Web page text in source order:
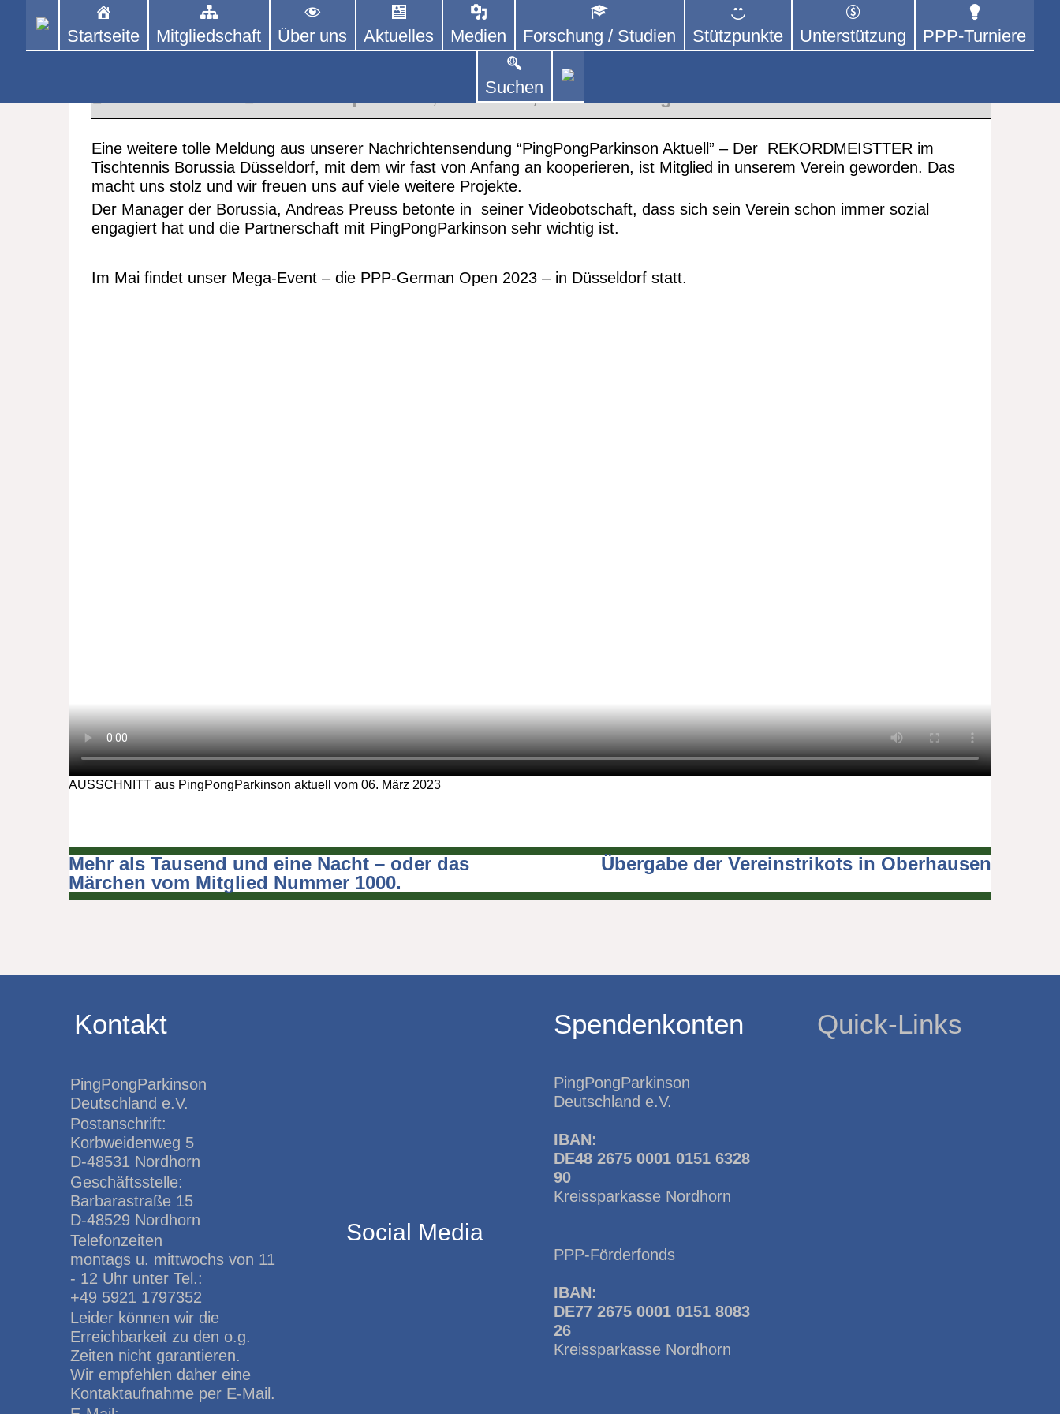
PINGPONGPARKINSON DEUTSCHLAND E. V.
ist der bundesweite Zusammenschluss von kooperierenden Vereinen und Einzelpersonen, der sich – mit dem Mittel
Tischtennis – überwiegend ehrenamtlich um Personen mit Parkinson und deren Angehörige kümmert.
Startseite Mitgliedschaft Über uns Aktuelles Medien Forschung / Studien Stützpunkte Unterstützung PPP-Turniere
Suchen
PPP Infos,Unterstützung
Eine weitere tolle Meldung aus unserer Nachrichtensendung “PingPongParkinson Aktuell” – Der REKORDMEISTTER im
Tischtennis Borussia Düsseldorf, mit dem wir fast von Anfang an kooperieren, ist Mitglied in unserem Verein geworden. Das
macht uns stolz und wir freuen uns auf viele weitere Projekte.
Der Manager der Borussia, Andreas Preuss betonte in seiner Videobotschaft, dass sich sein Verein schon immer sozial
engagiert hat und die Partnerschaft mit PingPongParkinson sehr wichtig ist.
Im Mai findet unser Mega-Event – die PPP-German Open 2023 – in Düsseldorf statt.
AUSSCHNITT aus PingPongParkinson aktuell vom 06. März 2023
Beitragsnavigation
Mehr als Tausend und eine Nacht – oder das
Märchen vom Mitglied Nummer 1000.
Übergabe der Vereinstrikots in Oberhausen
Kontakt
PingPongParkinson
Deutschland e.V.
Postanschrift:
Korbweidenweg 5
D-48531 Nordhorn
Geschäftsstelle:
Barbarastraße 15
D-48529 Nordhorn
Telefonzeiten
montags u. mittwochs von 11
- 12 Uhr unter Tel.:
+49 5921 1797352
Leider können wir die
Erreichbarkeit zu den o.g.
Zeiten nicht garantieren.
Wir empfehlen daher eine
Kontaktaufnahme per E-Mail.
Social Media
Spendenkonten
PingPongParkinson
Deutschland e.V.
IBAN:
DE48 2675 0001 0151 6328
90
Kreissparkasse Nordhorn
PPP-Förderfonds
IBAN:
DE77 2675 0001 0151 8083
26
Kreissparkasse Nordhorn
Quick-Links